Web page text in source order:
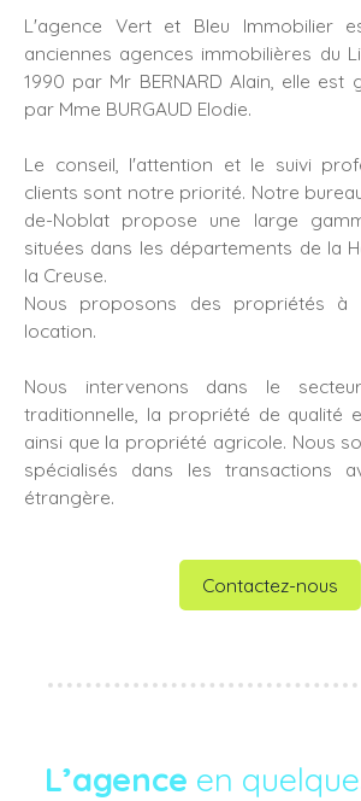
L'agence Vert et Bleu Immobilier
anciennes agences immobilières du
1990 par Mr BERNARD Alain, elle est
par Mme BURGAUD Elodie.
Le conseil, l'attention et le suivi
clients sont notre priorité. Notre
de-Noblat propose une large
situées dans les départements de la
la Creuse.
Nous proposons des propriétés
location.
Nous intervenons dans le
traditionnelle, la propriété de qualité
ainsi que la propriété agricole. Nous
spécialisés dans les transactions
étrangère.
Contactez-nous
L’agence en